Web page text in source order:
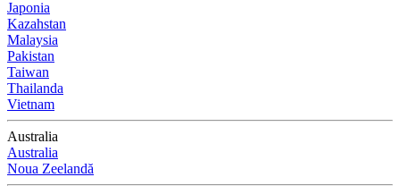
Japonia
Kazahstan
Malaysia
Pakistan
Taiwan
Thailanda
Vietnam
Australia
Australia
Noua Zeelandă